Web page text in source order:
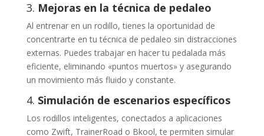
3. Mejoras en la técnica de pedaleo
Al entrenar en un rodillo, tienes la oportunidad de
concentrarte en tu técnica de pedaleo sin distracciones
externas. Puedes trabajar en hacer tu pedalada más
eficiente, eliminando «puntos muertos» y asegurando
un movimiento más fluido y constante.
4. Simulación de escenarios específicos
Los rodillos inteligentes, conectados a aplicaciones
como Zwift, TrainerRoad o Bkool, te permiten simular